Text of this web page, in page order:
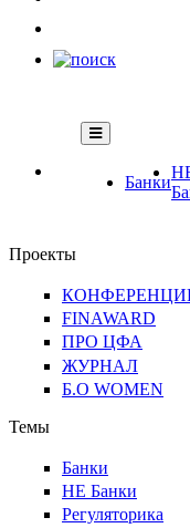
Банки
Проекты
FINAWARD
ПРО ЦФА
ЖУРНАЛ
Б.О WOMEN
Темы
Банки
НЕ Банки
Регуляторика